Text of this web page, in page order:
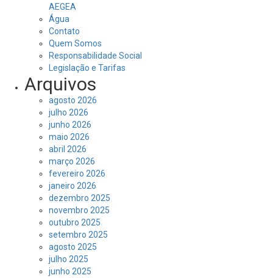
AEGEA
Água
Contato
Quem Somos
Responsabilidade Social
Legislação e Tarifas
Arquivos
agosto 2026
julho 2026
junho 2026
maio 2026
abril 2026
março 2026
fevereiro 2026
janeiro 2026
dezembro 2025
novembro 2025
outubro 2025
setembro 2025
agosto 2025
julho 2025
junho 2025